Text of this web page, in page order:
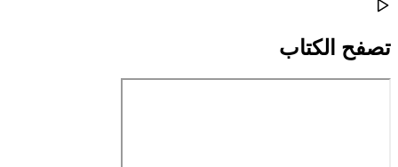
تصفح الكتاب